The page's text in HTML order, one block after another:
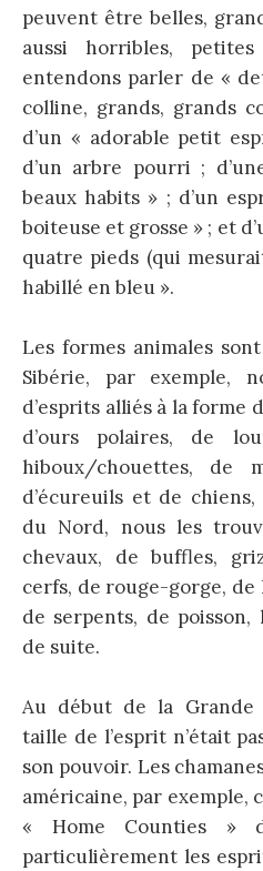
peuvent être belles,
aussi horribles,
entendons parler de «
colline, grands, grands
d’un « adorable petit
d’un arbre pourri ;
beaux habits » ; d’un
boiteuse et grosse » ; et
quatre pieds (qui
habillé en bleu ».
Les formes animales
Sibérie, par exemple,
d’esprits alliés à la forme
d’ours polaires, de
hiboux/chouettes, de
d’écureuils et de
du Nord, nous les
chevaux, de buffles,
cerfs, de rouge-gorge, de
de serpents, de
de suite.
Au début de la Grande
taille de l’esprit n’était
son pouvoir. Les
américaine, par exemple,
« Home Counties »
particulièrement les